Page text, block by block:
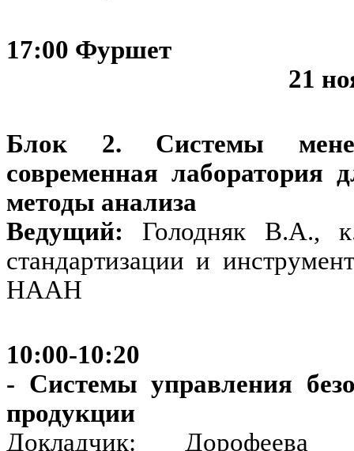
17:00 Фуршет
21
Блок 2. Системы
современная
методы анализа
Ведущий: Голодняк В.А.,
стандартизации и
НААН
10:00-10:20
- Системы управления
продукции
Докладчик: Дорофеева